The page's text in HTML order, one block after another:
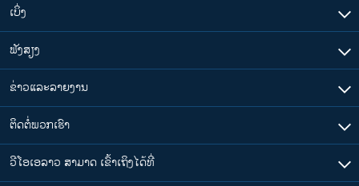
ເບິ່ງ
ຟັງສຽງ
ຂ່າວແລະລາຍງານ
ຕິດຕໍ່ພວກເຮົາ
ວີໂອເອລາວ ສາມາດ ເຂົ້າເຖິງໄດ້ທີ່